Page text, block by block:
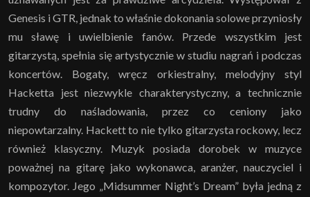
Genesis i GTR, jednak to właśnie dokonania solowe przyniosły
mu sławę i uwielbienie fanów. Przede wszystkim jest
gitarzystą, spełnia się artystycznie w studiu nagrań i podczas
koncertów. Bogaty, wręcz orkiestralny, melodyjny styl
Hacketta jest niezwykle charakterystyczny, a technicznie
trudny do naśladowania, przez co ceniony jako
niepowtarzalny. Hackett to nie tylko gitarzysta rockowy, lecz
również klasyczny. Muzyk posiada dorobek w muzyce
poważnej na gitarę jako wykonawca, aranżer, nauczyciel i
kompozytor. Jego „Midsummer Night’s Dream” była jedną z